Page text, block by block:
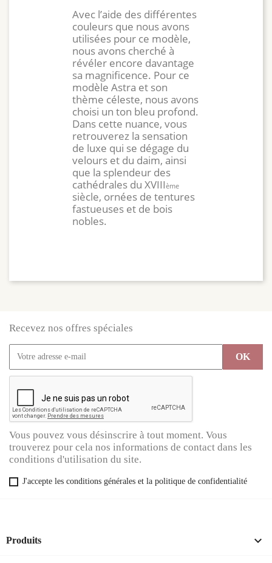
Avec l’aide des différentes
couleurs que nous avons
utilisées pour ce modèle,
nous avons cherché à
révéler encore davantage
sa magnificence. Pour ce
modèle Astra et son
thème céleste, nous avons
choisi un ton bleu profond.
Dans cette nuance, vous
retrouverez la sensation
de luxe qui se dégage du
velours et du daim, ainsi
que la splendeur des
cathédrales du XVIIIème
siècle, ornées de tentures
fastueuses et de bois
nobles.
Recevez nos offres spéciales
Vous pouvez vous désinscrire à tout moment. Vous
trouverez pour cela nos informations de contact dans les
conditions d'utilisation du site.
J'accepte les conditions générales et la politique de confidentialité
Produits 